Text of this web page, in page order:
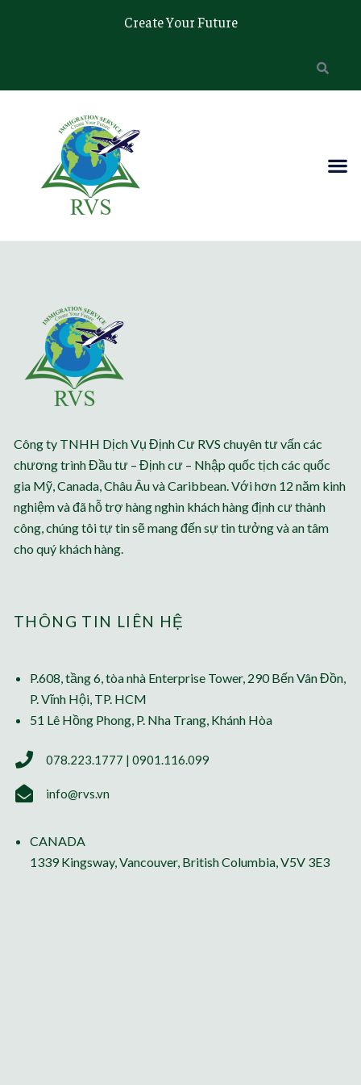
Create Your Future
Công ty TNHH Dịch Vụ Định Cư RVS chuyên tư vấn các
chương trình Đầu tư – Định cư – Nhập quốc tịch các quốc
gia Mỹ, Canada, Châu Âu và Caribbean. Với hơn 12 năm kinh
nghiệm và đã hỗ trợ hàng nghìn khách hàng định cư thành
công, chúng tôi tự tin sẽ mang đến sự tin tưởng và an tâm
cho quý khách hàng.
THÔNG TIN LIÊN HỆ
P.608, tầng 6, tòa nhà Enterprise Tower, 290 Bến Vân Đồn,
P. Vĩnh Hội, TP. HCM
51 Lê Hồng Phong, P. Nha Trang, Khánh Hòa
078.223.1777 | 0901.116.099
info@rvs.vn
CANADA
1339 Kingsway, Vancouver, British Columbia, V5V 3E3